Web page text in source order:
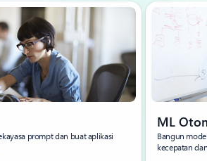
prompt dan buat aplikasi
ML
Bangun
kecepatan